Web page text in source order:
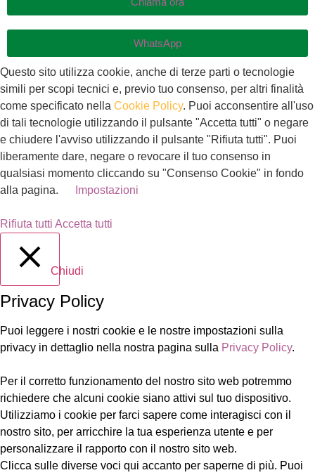
WhatsApp
Questo sito utilizza cookie, anche di terze parti o tecnologie
simili per scopi tecnici e, previo tuo consenso, per altri finalità
come specificato nella Cookie Policy. Puoi acconsentire all'uso
di tali tecnologie utilizzando il pulsante "Accetta tutti" o negare
e chiudere l'avviso utilizzando il pulsante "Rifiuta tutti". Puoi
liberamente dare, negare o revocare il tuo consenso in
qualsiasi momento cliccando su "Consenso Cookie" in fondo
alla pagina.
Impostazioni
Rifiuta tutti Accetta tutti
Chiudi
Privacy Policy
Puoi leggere i nostri cookie e le nostre impostazioni sulla
privacy in dettaglio nella nostra pagina sulla Privacy Policy.
Per il corretto funzionamento del nostro sito web potremmo
richiedere che alcuni cookie siano attivi sul tuo dispositivo.
Utilizziamo i cookie per farci sapere come interagisci con il
nostro sito, per arricchire la tua esperienza utente e per
personalizzare il rapporto con il nostro sito web.
Clicca sulle diverse voci qui accanto per saperne di più. Puoi